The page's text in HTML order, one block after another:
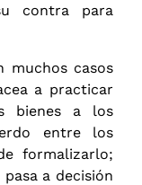
contra para
muchos casos
a practicar
bienes a los
entre los
formalizarlo;
a decisión